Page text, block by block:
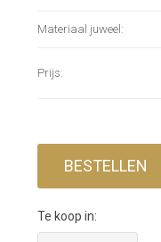
Materiaal juweel:
Prijs:
BESTELLEN
Te koop in: